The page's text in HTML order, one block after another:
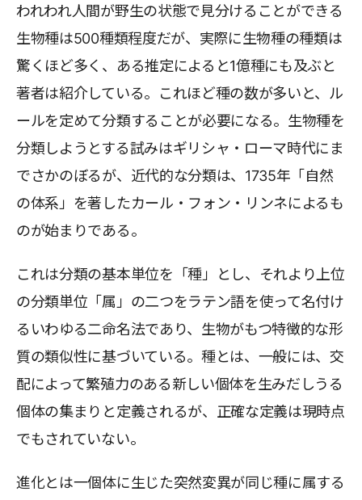
われわれ人間が野生の状態で見分けることができる
生物種は500種類程度だが、実際に生物種の種類は
驚くほど多く、ある推定によると1億種にも及ぶと
著者は紹介している。これほど種の数が多いと、ル
ールを定めて分類することが必要になる。生物種を
分類しようとする試みはギリシャ・ローマ時代にま
でさかのぼるが、近代的な分類は、1735年「自然
の体系」を著したカール・フォン・リンネによるも
のが始まりである。
これは分類の基本単位を「種」とし、それより上位
の分類単位「属」の二つをラテン語を使って名付け
るいわゆる二命名法であり、生物がもつ特徴的な形
質の類似性に基づいている。種とは、一般には、交
配によって繁殖力のある新しい個体を生みだしうる
個体の集まりと定義されるが、正確な定義は現時点
でもされていない。
進化とは一個体に生じた突然変異が同じ種に属する